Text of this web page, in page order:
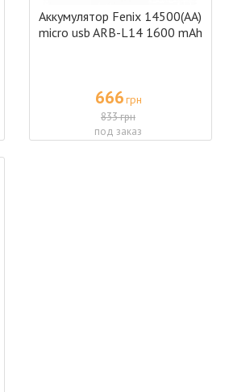
Аккумулятор Fenix 14500(АА)
micro usb ARB-L14 1600 mAh
666грн
833 грн
под заказ